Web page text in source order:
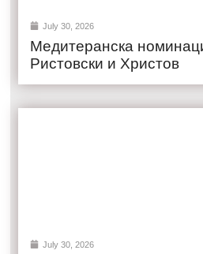
July 30, 2026
Медитеранска
Ристовски и Христов
July 30, 2026